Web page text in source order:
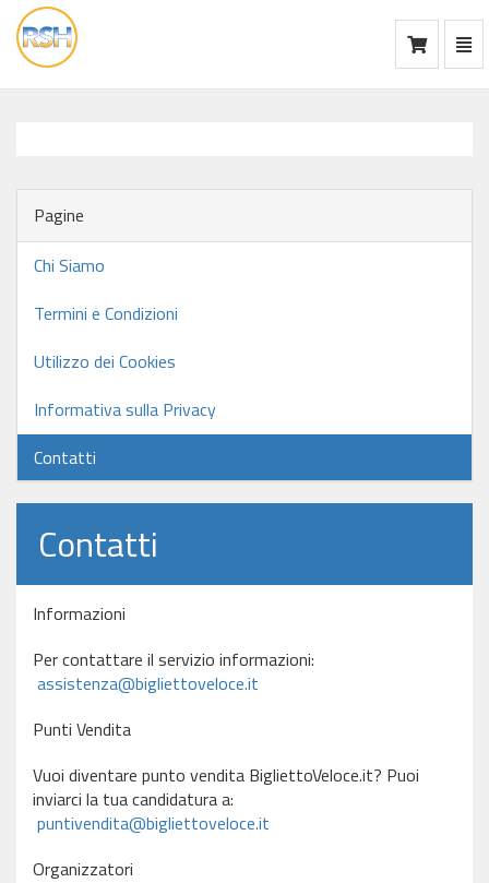
vai
alla
Pagine
Chi Siamo
Termini e Condizioni
Utilizzo dei Cookies
Informativa sulla Privacy
Contatti
Contatti
Informazioni
Per contattare il servizio informazioni:
assistenza@bigliettoveloce.it
Punti Vendita
Vuoi diventare punto vendita BigliettoVeloce.it? Puoi
inviarci la tua candidatura a:
puntivendita@bigliettoveloce.it
Organizzatori